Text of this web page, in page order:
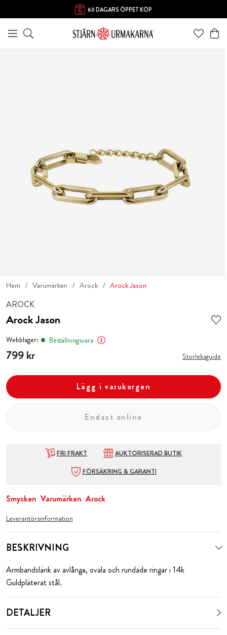
60 DAGARS ÖPPET KÖP
Hem Varumärken Arock Arock Jason
AROCK
Arock Jason
Webblager: Beställningsvara
Pris:799 kr
799 kr Storleksguide
Lägg i varukorgen
Endast online
FRI FRAKT
AUKTORISERAD BUTIK
FÖRSÄKRING & GARANTI
Smycken Varumärken Arock
Leverantörsinformation
BESKRIVNING
Armbandslänk av avlånga, ovala och rundade ringar i 14k
Guldpläterat stål.
DETALJER